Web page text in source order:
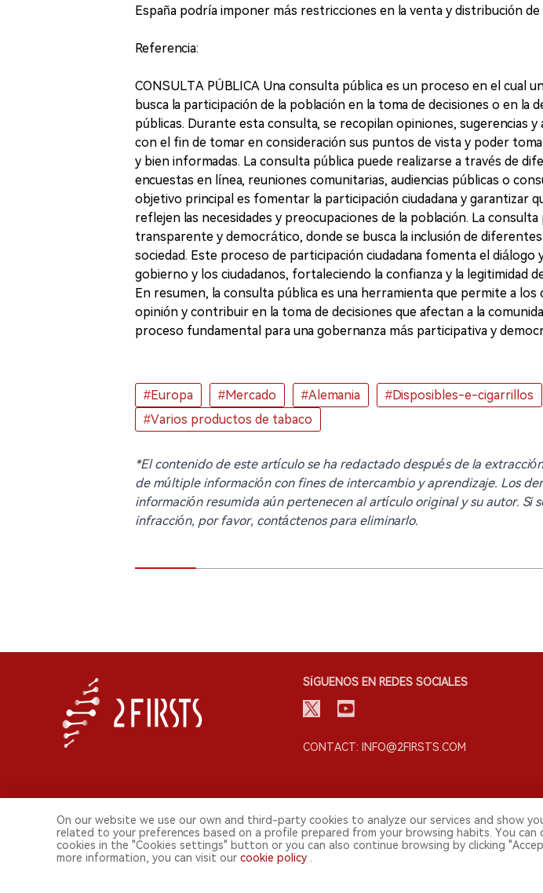
España podría imponer más restricciones en la venta y distribución
Referencia:
CONSULTA PÚBLICA Una consulta pública es un proceso en el cual
busca la participación de la población en la toma de decisiones o en la
públicas. Durante esta consulta, se recopilan opiniones, sugerencias
con el fin de tomar en consideración sus puntos de vista y poder
y bien informadas. La consulta pública puede realizarse a través de
encuestas en línea, reuniones comunitarias, audiencias públicas o
objetivo principal es fomentar la participación ciudadana y garantizar
reflejen las necesidades y preocupaciones de la población. La
transparente y democrático, donde se busca la inclusión de
sociedad. Este proceso de participación ciudadana fomenta el diálogo
gobierno y los ciudadanos, fortaleciendo la confianza y la legitimidad
En resumen, la consulta pública es una herramienta que permite a los
opinión y contribuir en la toma de decisiones que afectan a la
proceso fundamental para una gobernanza más participativa y
#Europa #Mercado #Alemania #Disposibles-e-cigarrillos
#Varios productos de tabaco
*El contenido de este artículo se ha redactado después de la
de múltiple información con fines de intercambio y aprendizaje. Los
información resumida aún pertenecen al artículo original y su autor. Si
infracción, por favor, contáctenos para eliminarlo.
SÍGUENOS EN REDES SOCIALES
CONTACT: INFO@2FIRSTS.COM
© 2026 Shenzhen 2FIRSTS Technology Co.,Ltd. Todos los derechos reservados.
On our website we use our own and third-party cookies to analyze our services and show
related to your preferences based on a profile prepared from your browsing habits. You can
cookies in the "Cookies settings" button or you can also continue browsing by clicking
more information, you can visit our cookie policy